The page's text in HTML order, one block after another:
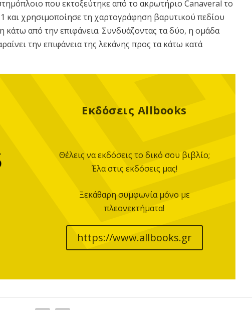
που εκτοξεύτηκε από το ακρωτήριο Canaveral το
και χρησιμοποίησε τη χαρτογράφηση βαρυτικού πεδίου
κάτω από την επιφάνεια. Συνδυάζοντας τα δύο, η ομάδα
την επιφάνεια της λεκάνης προς τα κάτω κατά
Εκδόσεις Allbooks
Θέλεις να εκδόσεις το δικό σου βιβλίο;
Έλα στις εκδόσεις μας!
Ξεκάθαρη συμφωνία μόνο με
πλεονεκτήματα!
https://www.allbooks.gr